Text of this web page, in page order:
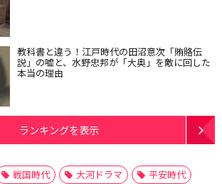
教科書と違う！江戸時代の田沼意次「賄賂伝
説」の嘘と、水野忠邦が「大奥」を敵に回した
本当の理由
ランキングを表示
戦国時代 大河ドラマ
平安時代